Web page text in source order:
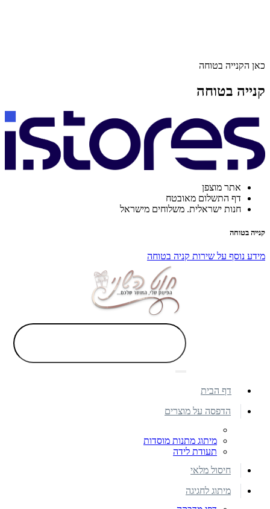
כאן הקנייה בטוחה
קנייה בטוחה
אתר מוצפן
דף התשלום מאובטח
חנות ישראלית. משלוחים מישראל
קנייה בטוחה
מידע נוסף על שירות קניה בטוחה
דף הבית
הדפסה על מוצרים
מיתוג מתנות מוסדות
תעודת לידה
חיסול מלאי
מיתוג לחגיגה